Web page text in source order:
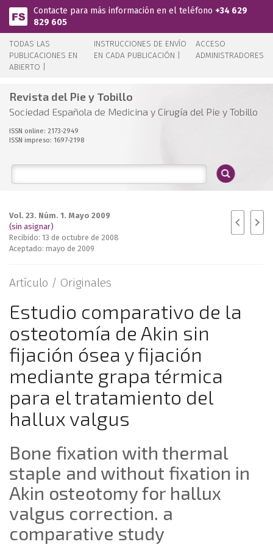
Pasar al contenido principal
Contacte para más información en el teléfono +34 629
829 605
TODAS LAS
PUBLICACIONES EN
ABIERTO |
INSTRUCCIONES DE ENVÍO
EN CADA PUBLICACIÓN |
ACCESO
ADMINISTRADORES
Revista del Pie y Tobillo
Sociedad Española de Medicina y Cirugía del Pie y Tobillo
ISSN online: 2173-2949
ISSN impreso: 1697-2198
Vol. 23. Núm. 1. Mayo 2009
(sin asignar)
Recibido: 13 de octubre de 2008
Aceptado: mayo de 2009
Artículo / Originales
Estudio comparativo de la
osteotomía de Akin sin
fijación ósea y fijación
mediante grapa térmica
para el tratamiento del
hallux valgus
Bone fixation with thermal
staple and without fixation in
Akin osteotomy for hallux
valgus correction. a
comparative study